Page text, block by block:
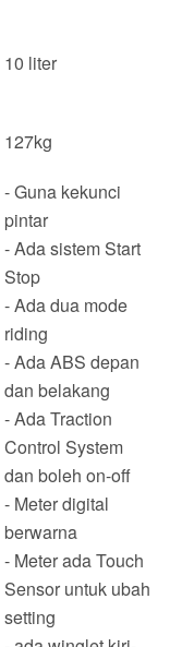
10 liter
127kg
- Guna kekunci
pintar
- Ada sistem Start
Stop
- Ada dua mode
riding
- Ada ABS depan
dan belakang
- Ada Traction
Control System
dan boleh on-off
- Meter digital
berwarna
- Meter ada Touch
Sensor untuk ubah
setting